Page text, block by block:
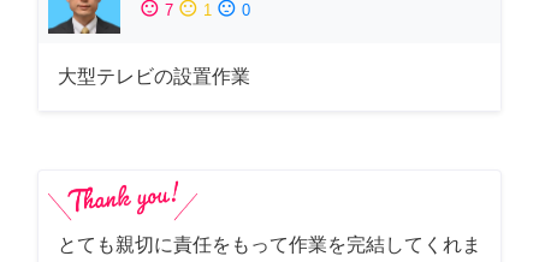
sentiment_satisfied 7 sentiment_neutral 1 sentiment_dissatisfied 0
大型テレビの設置作業
とても親切に責任をもって作業を完結してくれま